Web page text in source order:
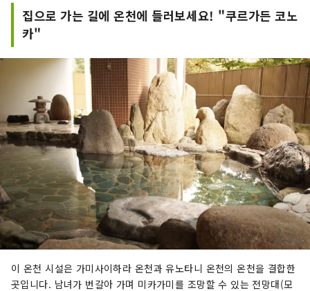
집으로 가는 길에 온천에 들러보세요! "쿠르가든 코노
카"
이 온천 시설은 가미사이하라 온천과 유노타니 온천의 온천을 결합한
곳입니다. 남녀가 번갈아 가며 미카가미를 조망할 수 있는 전망대(모